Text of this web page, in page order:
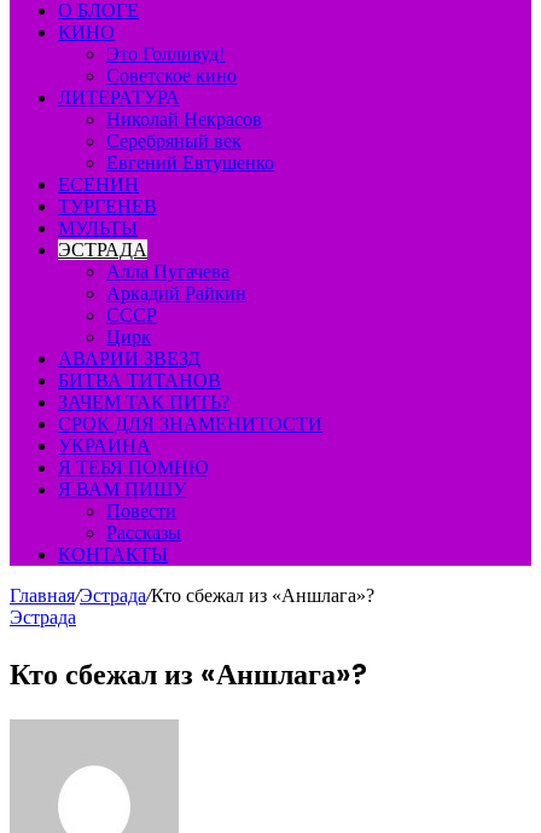
О БЛОГЕ
КИНО
Это Голливуд!
Советское кино
ЛИТЕРАТУРА
Николай Некрасов
Серебряный век
Евгений Евтушенко
ЕСЕНИН
ТУРГЕНЕВ
МУЛЬТЫ
ЭСТРАДА
Алла Пугачева
Аркадий Райкин
СССР
Цирк
АВАРИИ ЗВЕЗД
БИТВА ТИТАНОВ
ЗАЧЕМ ТАК ПИТЬ?
СРОК ДЛЯ ЗНАМЕНИТОСТИ
УКРАИНА
Я ТЕБЯ ПОМНЮ
Я ВАМ ПИШУ
Повести
Рассказы
КОНТАКТЫ
Главная/Эстрада/Кто сбежал из «Аншлага»?
Эстрада
Кто сбежал из «Аншлага»?